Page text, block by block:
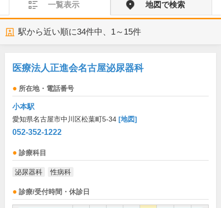
一覧表示 地図で検索
駅から近い順に34件中、 1～15件
医療法人正進会名古屋泌尿器科
所在地・電話番号
小本駅
愛知県名古屋市中川区松葉町5-34 [地図]
052-352-1222
診療科目
泌尿器科 性病科
診療/受付時間・休診日